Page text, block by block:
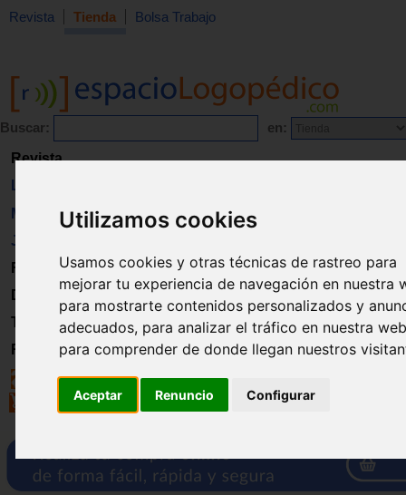
Utilizamos cookies
Usamos cookies y otras técnicas de rastreo para
mejorar tu experiencia de navegación en nuestra
para mostrarte contenidos personalizados y
adecuados, para analizar el tráfico en nuestra
para comprender de donde llegan nuestros
Aceptar Renuncio Configurar
Revista Tienda Bolsa Trabajo
Buscar: en:
Revista
Libros
Material
Juguetes
Formación
Directorio
Trabajo
Registro